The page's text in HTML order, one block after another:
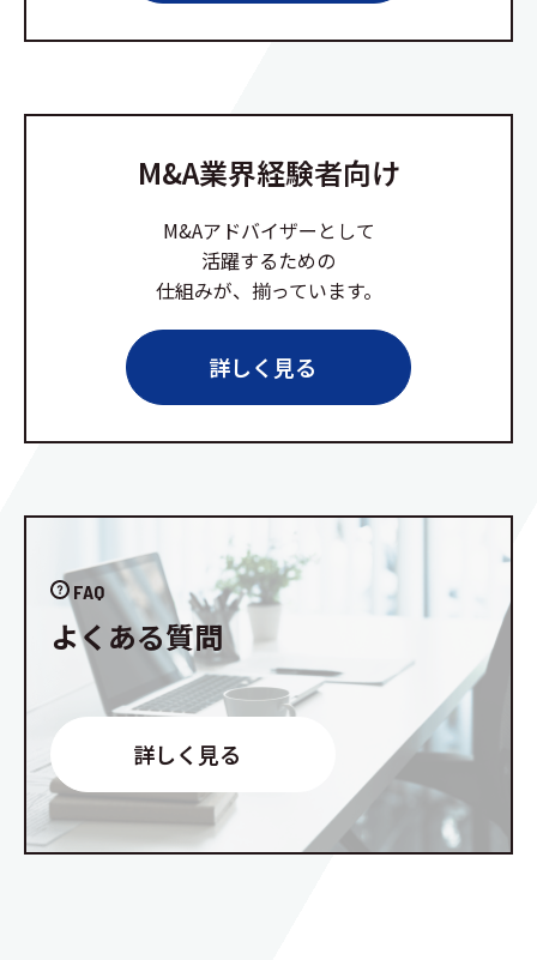
M&A業界経験者向け
M&Aアドバイザーとして
活躍するための
仕組みが、揃っています。
詳しく見る
FAQ
よくある質問
詳しく見る